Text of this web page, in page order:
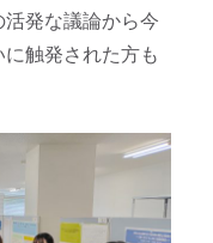
発な議論から今
触発された方も